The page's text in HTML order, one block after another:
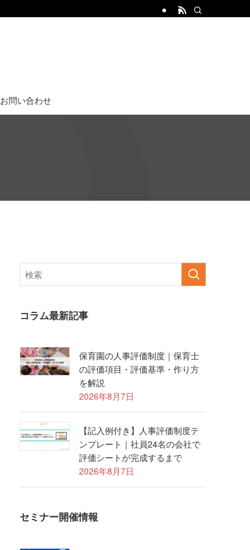
お問い合わせ
コラム最新記事
保育園の人事評価制度｜保育士
の評価項目・評価基準・作り方
を解説
2026年8月7日
【記入例付き】人事評価制度テ
ンプレート｜社員24名の会社で
評価シートが完成するまで
2026年8月7日
セミナー開催情報